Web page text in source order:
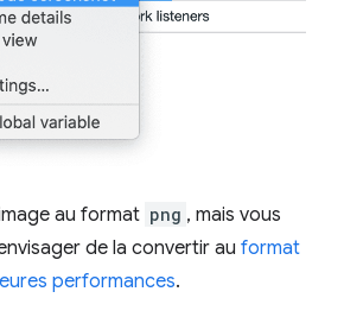
au format png , mais vous
de la convertir au format
performances.